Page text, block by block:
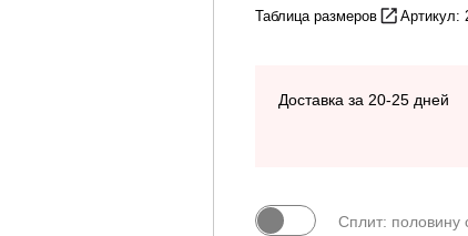
Таблица размеров Артикул:
Доставка за 20-25 дней
Сплит: половину